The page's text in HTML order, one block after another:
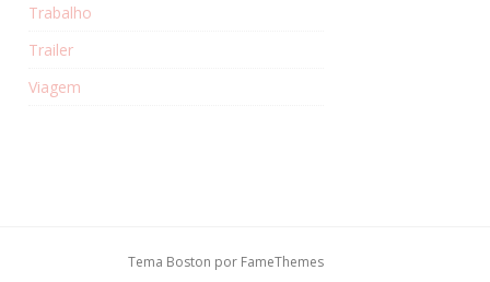
Trabalho
Trailer
Viagem
Tema Boston por FameThemes